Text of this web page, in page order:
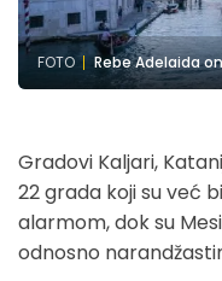
FOTO Rebe Adelaida
Gradovi Kaljari,
22 grada koji su već
alarmom, dok su
odnosno